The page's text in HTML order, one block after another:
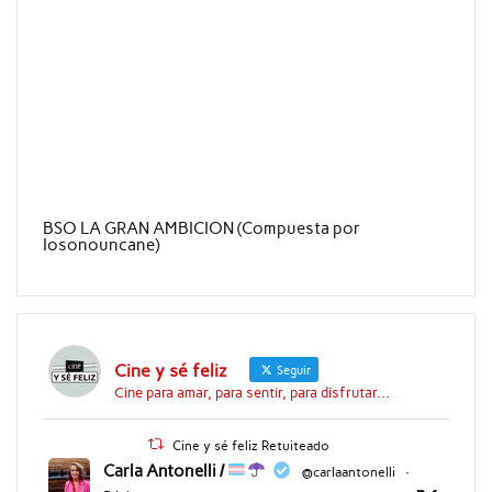
BSO LA GRAN AMBICION (Compuesta por
Iosonouncane)
Cine y sé feliz Seguir
Cine para amar, para sentir, para disfrutar...
Cine y sé feliz Retuiteado
Carla Antonelli / @carlaantonelli
·